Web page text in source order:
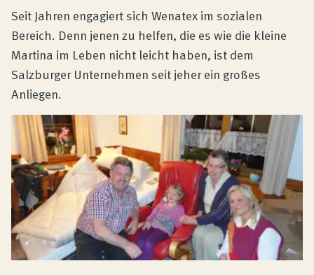
Seit Jahren engagiert sich Wenatex im sozialen
Bereich. Denn jenen zu helfen, die es wie die kleine
Martina im Leben nicht leicht haben, ist dem
Salzburger Unternehmen seit jeher ein großes
Anliegen.